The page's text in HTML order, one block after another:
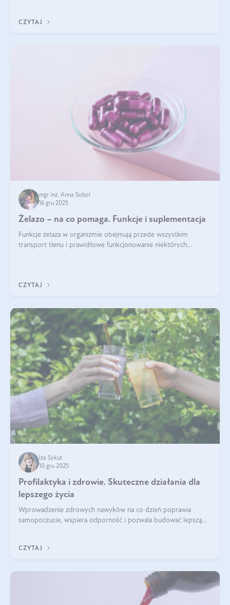
CZYTAJ
mgr inż. Anna Sobol
16 gru 2025
Żelazo – na co pomaga. Funkcje i suplementacja
Funkcje żelaza w organizmie obejmują przede wszystkim
transport tlenu i prawidłowe funkcjonowanie niektórych
CZYTAJ
Iza Sykut
10 gru 2025
Profilaktyka i zdrowie. Skuteczne działania dla
lepszego życia
Wprowadzenie zdrowych nawyków na co dzień poprawia
samopoczucie, wspiera odporność i pozwala budować lepszą
CZYTAJ